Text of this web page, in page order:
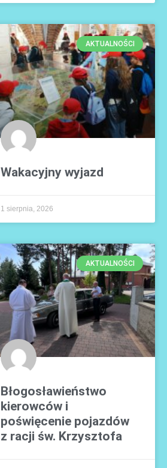
AKTUALNOŚCI
Wakacyjny wyjazd
1 sierpnia, 2026
AKTUALNOŚCI
Błogosławieństwo
kierowców i
poświęcenie pojazdów
z racji św. Krzysztofa